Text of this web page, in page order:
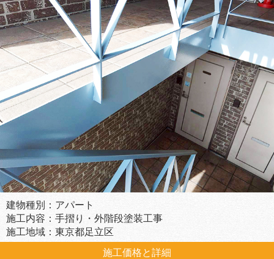
建物種別：アパート
施工内容：手摺り・外階段塗装工事
施工地域：東京都足立区
施工価格と詳細